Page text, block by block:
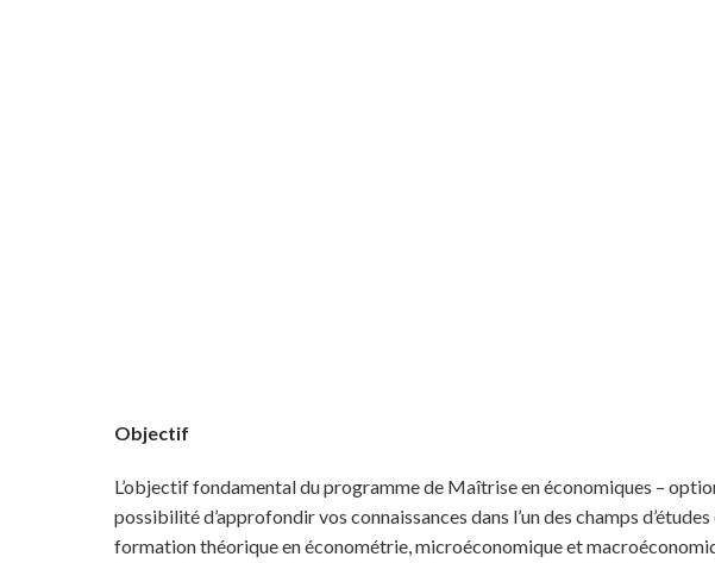
Objectif
L’objectif fondamental du programme de Maîtrise en économiques –
possibilité d’approfondir vos connaissances dans l’un des champs
formation théorique en économétrie, microéconomique et